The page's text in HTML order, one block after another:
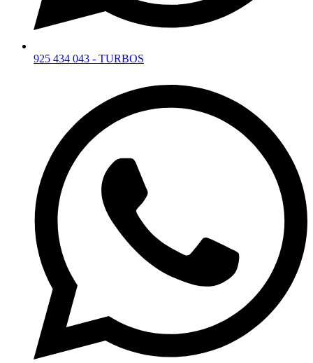
925 434 043 - TURBOS